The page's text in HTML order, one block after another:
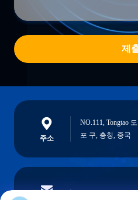
제
주소
NO.111, Tongtao
포 구, 충칭, 중국